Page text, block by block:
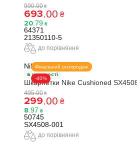
990.00 ₴
693.00 ₴
20 .79 ₴
64371
21350110-5
до порівняння
Фінальний розпродаж
-40%
Nike
в наявності
Шкарпетки Nike Cushioned
495.00 ₴
299.00 ₴
8.97 ₴
50745
SX4508-001
до порівняння